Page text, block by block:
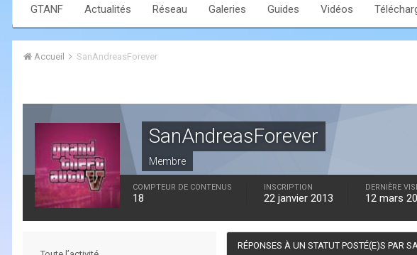
GTANF Actualités Réseau Galeries Guides Vidéos
Accueil SanAndreasForever
SanAndreasForever
Membre
COMPTEUR DE CONTENUS
18
INSCRIPTION
22 janvier 2013
DERNIÈRE
12 mars
RÉPONSES À UN STATUT POSTÉ(E)S PAR